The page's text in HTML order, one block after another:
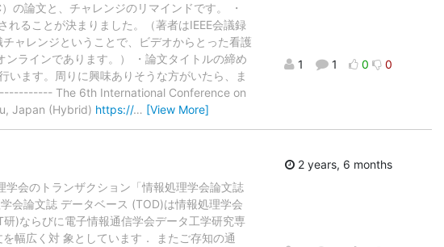
の論文と、チャレンジのリマインドです。 ・
ることが決まりました。（著者はIEEE会議録
ャレンジということで、ビデオからとった看護
ラインであります。） ・論文タイトルの締め
います。周りに興味ありそうな方がいたら、ま
----------- The 6th International Conference on
Japan (Hybrid) https://… [View More]
1 1 0 0
会のトランザクション「情報処理学会論文誌
会論文誌 データベース (TOD)は情報処理学会
)ならびに電子情報通信学会データ工学研究専
幅広く対 象としています． またご存知の通
2 years, 6 months